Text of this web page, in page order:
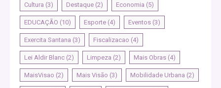
Cultura (3) Destaque (2) Economia (5)
EDUCAÇÃO (10) Esporte (4) Eventos (3)
Exercita Santana (3) Fiscalizacao (4)
Lei Aldir Blanc (2) Limpeza (2) Mais Obras (4)
MaisVisao (2) Mais Visão (3) Mobilidade Urbana (2)